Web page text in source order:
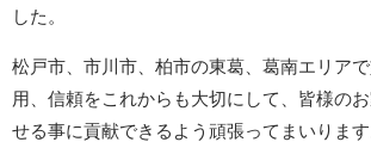
した。
松戸市、市川市、柏市の東葛、葛南エリア
用、信頼をこれからも大切にして、皆様の
せる事に貢献できるよう頑張ってまいりま